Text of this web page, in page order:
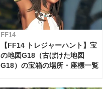
FF14
【FF14 トレジャーハント】宝
の地図G18（古ぼけた地図
G18）の宝箱の場所・座標一覧